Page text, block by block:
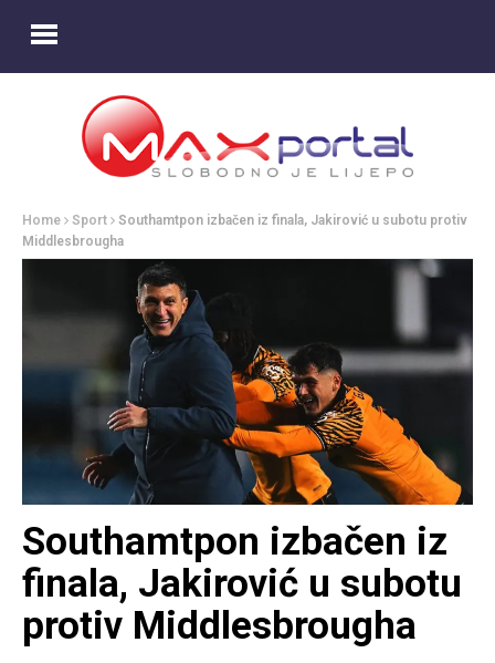
Home Sport
Southamtpon izbačen iz finala, Jakirović u subotu protiv
Middlesbrougha
Southamtpon izbačen iz
finala, Jakirović u subotu
protiv Middlesbrougha